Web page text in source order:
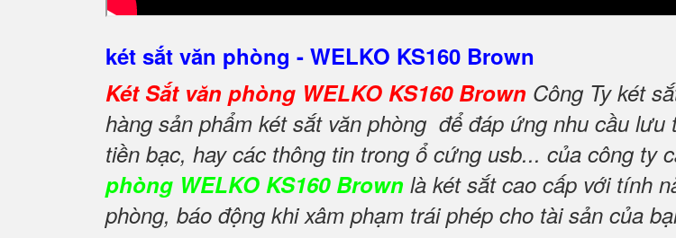
két sắt văn phòng - WELKO KS160 Brown
Két Sắt văn phòng WELKO KS160 Brown Công Ty két
hàng sản phẩm két sắt văn phòng để đáp ứng nhu cầu
tiền bạc, hay các thông tin trong ổ cứng usb... của công ty
phòng WELKO KS160 Brown là két sắt cao cấp với tính
phòng, báo động khi xâm phạm trái phép cho tài sản của